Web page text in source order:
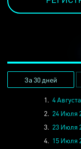
За 30 дней
1. 4
2. 24 Июля
3. 23 Июля
4. 15 Июля